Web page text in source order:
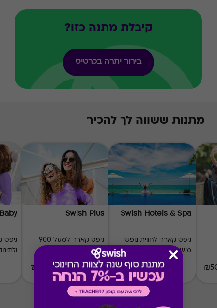
קיבלת מתנה כזו?
בירור יתרה בכרטיס
מתנות ששווה לך להכיר
Swish Hotels & Spa
גיפט קארד לחווית נופש
מושלמת
₪50-₪1000
Swish Plus
גיפט קארד למעל 900
רשתות ומותגים
₪20-₪1000
גיפט